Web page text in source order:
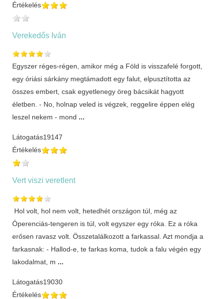
Értékelés
Verekedős Iván
Egyszer réges-régen, amikor még a Föld is visszafelé forgott,
egy óriási sárkány megtámadott egy falut, elpusztította az
összes embert, csak egyetlenegy öreg bácsikát hagyott
életben. - No, holnap veled is végzek, reggelire éppen elég
leszel nekem - mond ...
Látogatás19147
Értékelés
Vert viszi veretlent
Hol volt, hol nem volt, hetedhét országon túl, még az
Óperenciás-tengeren is túl, volt egyszer egy róka. Ez a róka
erősen ravasz volt. Összetalálkozott a farkassal. Azt mondja a
farkasnak: - Hallod-e, te farkas koma, tudok a falu végén egy
lakodalmat, m ...
Látogatás19030
Értékelés